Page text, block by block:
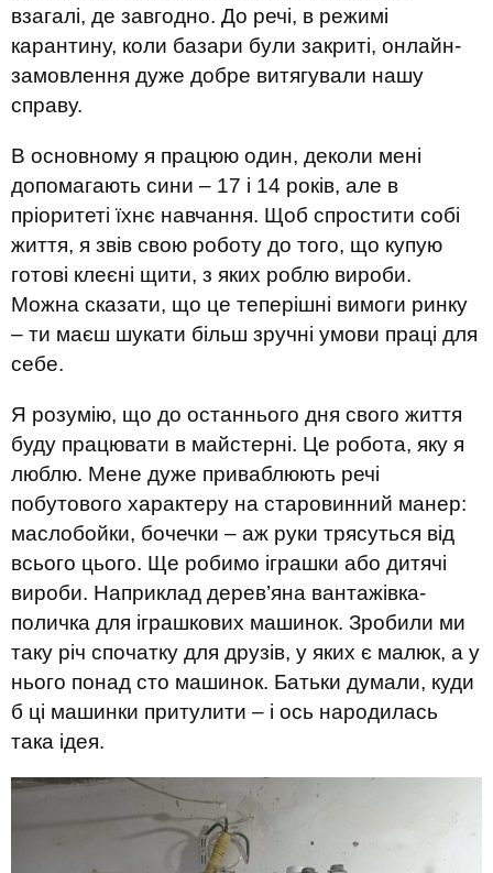
взагалі, де завгодно. До речі, в режимі
карантину, коли базари були закриті, онлайн-
замовлення дуже добре витягували нашу
справу.
В основному я працюю один, деколи мені
допомагають сини – 17 і 14 років, але в
пріоритеті їхнє навчання. Щоб спростити собі
життя, я звів свою роботу до того, що купую
готові клеєні щити, з яких роблю вироби.
Можна сказати, що це теперішні вимоги ринку
– ти маєш шукати більш зручні умови праці для
себе.
Я розумію, що до останнього дня свого життя
буду працювати в майстерні. Це робота, яку я
люблю. Мене дуже приваблюють речі
побутового характеру на старовинний манер:
маслобойки, бочечки – аж руки трясуться від
всього цього. Ще робимо іграшки або дитячі
вироби. Наприклад дерев’яна вантажівка-
поличка для іграшкових машинок. Зробили ми
таку річ спочатку для друзів, у яких є малюк, а у
нього понад сто машинок. Батьки думали, куди
б ці машинки притулити – і ось народилась
така ідея.